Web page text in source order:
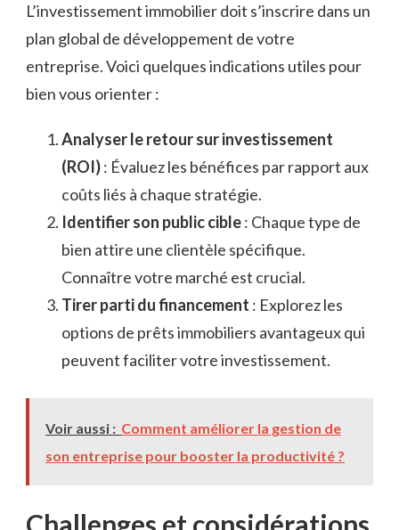
L’investissement immobilier doit s’inscrire dans un
plan global de développement de votre
entreprise. Voici quelques indications utiles pour
bien vous orienter :
Analyser le retour sur investissement
(ROI): Évaluez les bénéfices par rapport aux
coûts liés à chaque stratégie.
Identifier son public cible: Chaque type de
bien attire une clientèle spécifique.
Connaître votre marché est crucial.
Tirer parti du financement : Explorez les
options de prêts immobiliers avantageux qui
peuvent faciliter votre investissement.
Voir aussi : Comment améliorer la gestion de
son entreprise pour booster la productivité ?